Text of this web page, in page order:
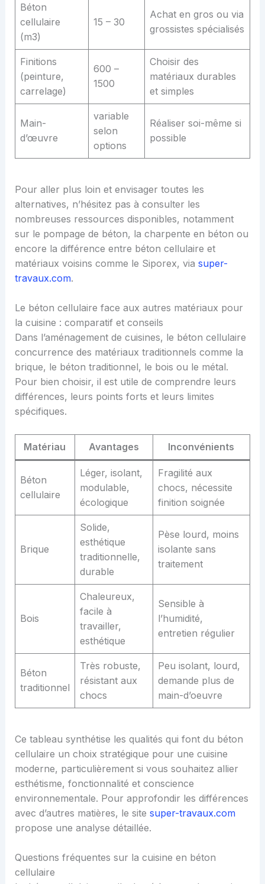
Béton
cellulaire
(m3)
15 – 30
Achat en gros ou via
grossistes spécialisés
Finitions
(peinture,
carrelage)
600 –
1500
Choisir des
matériaux durables
et simples
Main-
d’œuvre
variable
selon
options
Réaliser soi-même si
possible
Pour aller plus loin et envisager toutes les
alternatives, n’hésitez pas à consulter les
nombreuses ressources disponibles, notamment
sur le pompage de béton, la charpente en béton ou
encore la différence entre béton cellulaire et
matériaux voisins comme le Siporex, via super-
travaux.com.
Le béton cellulaire face aux autres matériaux pour
la cuisine : comparatif et conseils
Dans l’aménagement de cuisines, le béton cellulaire
concurrence des matériaux traditionnels comme la
brique, le béton traditionnel, le bois ou le métal.
Pour bien choisir, il est utile de comprendre leurs
différences, leurs points forts et leurs limites
spécifiques.
Matériau Avantages Inconvénients
Béton
cellulaire
Léger, isolant,
modulable,
écologique
Fragilité aux
chocs, nécessite
finition soignée
Brique
Solide,
esthétique
traditionnelle,
durable
Pèse lourd, moins
isolante sans
traitement
Bois
Chaleureux,
facile à
travailler,
esthétique
Sensible à
l’humidité,
entretien régulier
Béton
traditionnel
Très robuste,
résistant aux
chocs
Peu isolant, lourd,
demande plus de
main-d’oeuvre
Ce tableau synthétise les qualités qui font du béton
cellulaire un choix stratégique pour une cuisine
moderne, particulièrement si vous souhaitez allier
esthétisme, fonctionnalité et conscience
environnementale. Pour approfondir les différences
avec d’autres matières, le site super-travaux.com
propose une analyse détaillée.
Questions fréquentes sur la cuisine en béton
cellulaire